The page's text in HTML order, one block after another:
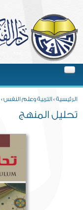
الرئيسية» التربية وعلم النفس»
تحليل المنهج